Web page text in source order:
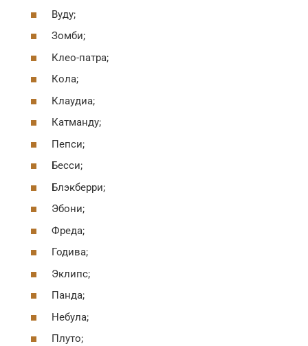
Вуду;
Зомби;
Клео-патра;
Кола;
Клаудиа;
Катманду;
Пепси;
Бесси;
Блэкберри;
Эбони;
Фреда;
Годива;
Эклипс;
Панда;
Небула;
Плуто;